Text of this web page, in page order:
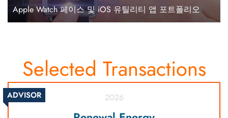
Apple Watch 페이스 및 iOS 유틸리티 앱 포트폴리오
Selected Transactions
ADVISOR 2026